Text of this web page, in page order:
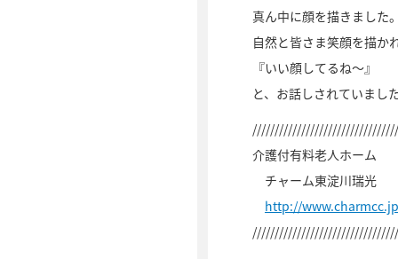
真ん中に顔を描きました
自然と皆さま笑顔を描か
『いい顔してるね～』
と、お話しされていまし
介護付有料老人ホーム
チャーム東淀川瑞光
http://